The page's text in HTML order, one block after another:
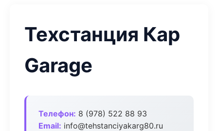
Техстанция Кар
Garage
Телефон: 8 (978) 522 88 93
Email: info@tehstanciyakarg80.ru